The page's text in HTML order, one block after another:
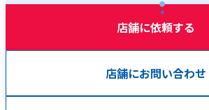
店舗に依頼する
店舗にお問い合わせ